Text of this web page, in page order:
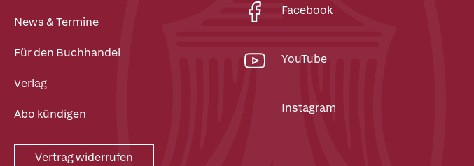
News & Termine
Für den Buchhandel
Verlag
Abo kündigen
Vertrag widerrufen
Facebook
YouTube
Instagram